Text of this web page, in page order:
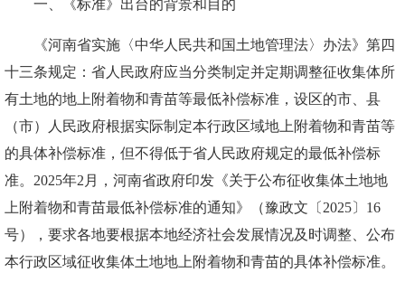
一、 《标准》出台的背景和目的
《河南省实施〈中华人民共和国土地管理法〉办法》第四
十三条规定：省人民政府应当分类制定并定期调整征收集体所
有土地的地上附着物和青苗等最低补偿标准，设区的市、县
（市）人民政府根据实际制定本行政区域地上附着物和青苗等
的具体补偿标准，但不得低于省人民政府规定的最低补偿标
准。 2025年2月，河南省政府印发《关于公布征收集体土地地
上附着物和青苗最低补偿标准的通知》（豫政文〔2025〕16
号），要求各地要根据本地经济社会发展情况及时调整、公布
本行政区域征收集体土地地上附着物和青苗的具体补偿标准。